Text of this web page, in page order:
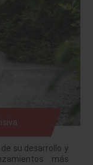
su desarrollo y
más